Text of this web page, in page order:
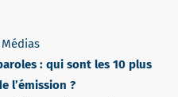
Médias
: qui sont les 10 plus
l’émission ?